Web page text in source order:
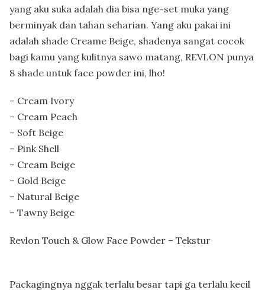
yang aku suka adalah dia bisa nge-set muka yang
berminyak dan tahan seharian. Yang aku pakai ini
adalah shade Creame Beige, shadenya sangat cocok
bagi kamu yang kulitnya sawo matang, REVLON punya
8 shade untuk face powder ini, lho!
– Cream Ivory
– Cream Peach
– Soft Beige
– Pink Shell
– Cream Beige
– Gold Beige
– Natural Beige
– Tawny Beige
Revlon Touch & Glow Face Powder – Tekstur
Packagingnya nggak terlalu besar tapi ga terlalu kecil